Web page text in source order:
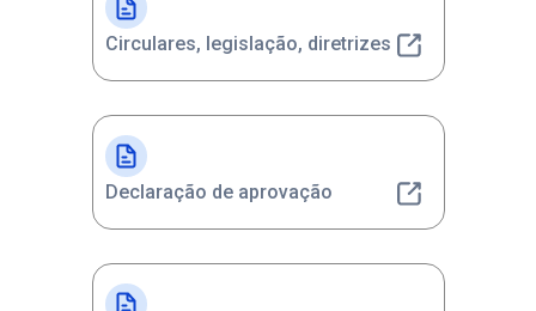
Circulares, legislação, diretrizes
Declaração de aprovação